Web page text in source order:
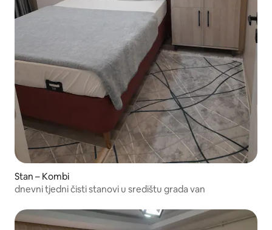
Stan – Kombi
dnevni tjedni čisti stanovi u središtu grada van